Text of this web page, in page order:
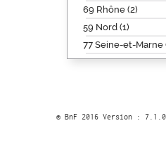
69 Rhône (2)
59 Nord (1)
77 Seine-et-Marne
© BnF 2016 Version : 7.1.0